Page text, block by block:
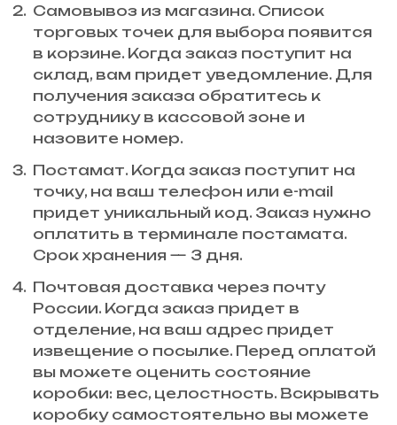
Самовывоз из магазина. Список
торговых точек для выбора появится
в корзине. Когда заказ поступит на
склад, вам придет уведомление. Для
получения заказа обратитесь к
сотруднику в кассовой зоне и
назовите номер.
Постамат. Когда заказ поступит на
точку, на ваш телефон или e-mail
придет уникальный код. Заказ нужно
оплатить в терминале постамата.
Срок хранения — 3 дня.
Почтовая доставка через почту
России. Когда заказ придет в
отделение, на ваш адрес придет
извещение о посылке. Перед оплатой
вы можете оценить состояние
коробки: вес, целостность. Вскрывать
коробку самостоятельно вы можете